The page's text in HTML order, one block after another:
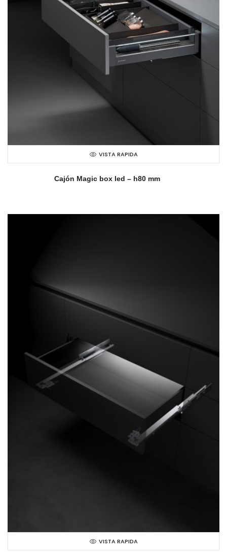
VISTA RAPIDA
Cajón Magic box led – h80 mm
VISTA RAPIDA